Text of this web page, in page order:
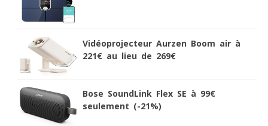
Vidéoprojecteur Aurzen Boom air à
221€ au lieu de 269€
Bose SoundLink Flex SE à 99€
seulement (-21%)